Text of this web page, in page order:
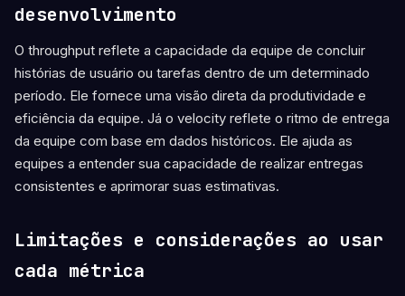
desenvolvimento
O throughput reflete a capacidade da equipe de concluir
histórias de usuário ou tarefas dentro de um determinado
período. Ele fornece uma visão direta da produtividade e
eficiência da equipe. Já o velocity reflete o ritmo de entrega
da equipe com base em dados históricos. Ele ajuda as
equipes a entender sua capacidade de realizar entregas
consistentes e aprimorar suas estimativas.
Limitações e considerações ao usar
cada métrica